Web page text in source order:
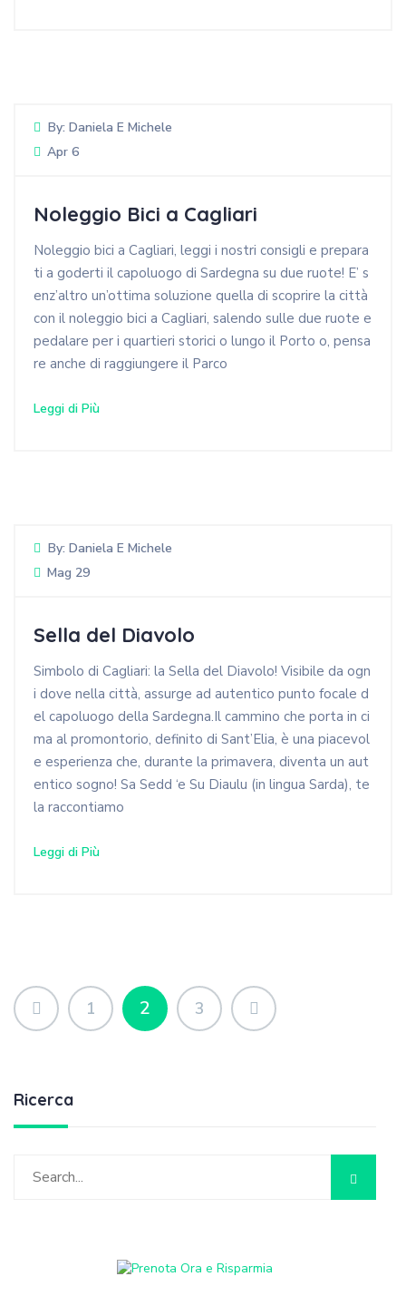
By: Daniela E Michele
Apr 6
Noleggio Bici a Cagliari
Noleggio bici a Cagliari, leggi i nostri consigli e prepara
ti a goderti il capoluogo di Sardegna su due ruote! E’ s
enz’altro un’ottima soluzione quella di scoprire la città
con il noleggio bici a Cagliari, salendo sulle due ruote e
pedalare per i quartieri storici o lungo il Porto o, pensa
re anche di raggiungere il Parco
Leggi di Più
By: Daniela E Michele
Mag 29
Sella del Diavolo
Simbolo di Cagliari: la Sella del Diavolo! Visibile da ogn
i dove nella città, assurge ad autentico punto focale d
el capoluogo della Sardegna.Il cammino che porta in ci
ma al promontorio, definito di Sant’Elia, è una piacevol
e esperienza che, durante la primavera, diventa un aut
entico sogno! Sa Sedd ‘e Su Diaulu (in lingua Sarda), te
la raccontiamo
Leggi di Più
1 2 3
Ricerca